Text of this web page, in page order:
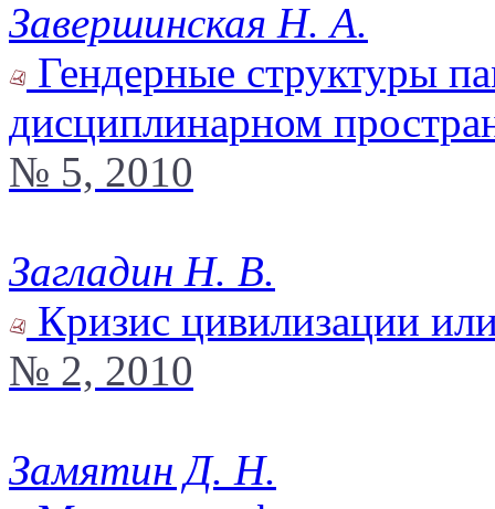
Завершинская Н. А.
Гендерные структуры
дисциплинарном
№ 5, 2010
Загладин Н. В.
Кризис цивилизации
№ 2, 2010
Замятин Д. Н.